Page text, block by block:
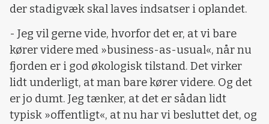
der stadigvæk skal laves indsatser i oplandet.
- Jeg vil gerne vide, hvorfor det er, at vi bare
kører videre med »business-as-usual«, når nu
fjorden er i god økologisk tilstand. Det virker
lidt underligt, at man bare kører videre. Og det
er jo dumt. Jeg tænker, at det er sådan lidt
typisk »offentligt«, at nu har vi besluttet det, og